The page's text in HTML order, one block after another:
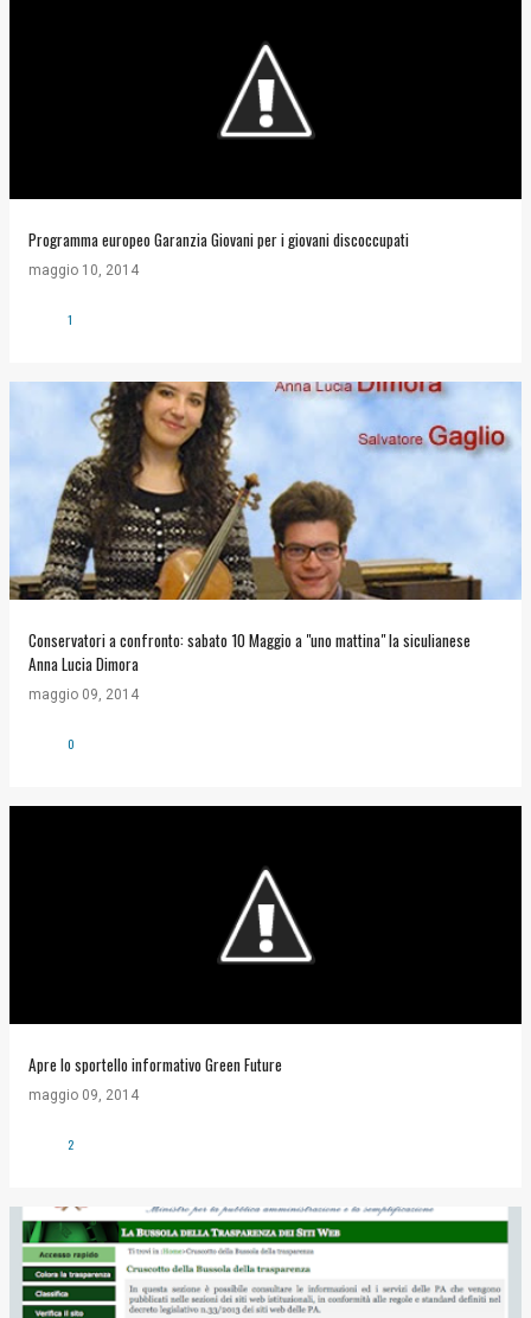
Programma europeo Garanzia Giovani per i giovani discoccupati
maggio 10, 2014
1
Conservatori a confronto: sabato 10 Maggio a "uno mattina" la siculianese
Anna Lucia Dimora
maggio 09, 2014
0
Apre lo sportello informativo Green Future
maggio 09, 2014
2